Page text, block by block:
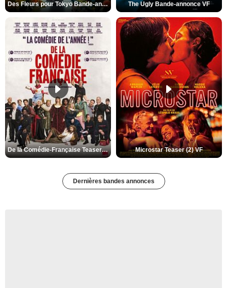
Des Fleurs pour Tokyo Bande-annonce VO STFR The Ugly Bande-annonce VF
De la Comédie-Française Teaser (3) VF Microstar Teaser (2) VF
Dernières bandes annonces